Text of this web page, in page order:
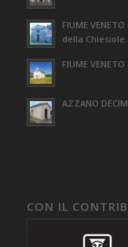
FIUME
della Chiesiole.
FIUME
AZZANO
CON IL